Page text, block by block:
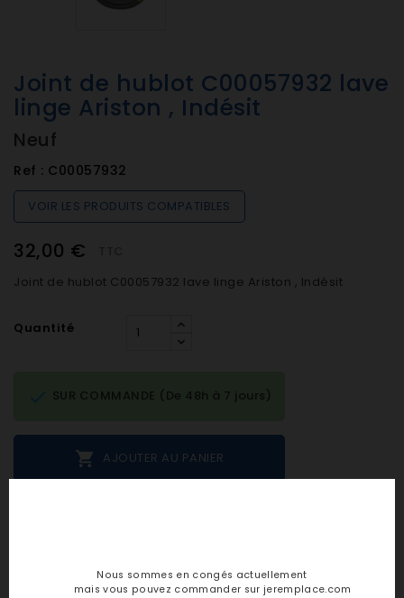
Joint de hublot C00057932 lave
linge Ariston , Indésit
Neuf
Ref : C00057932
VOIR LES PRODUITS COMPATIBLES
32,00 €
Joint de hublot C00057932 lave linge Ariston , Indésit
Quantité
 AJOUTER AU PANIER
SUR COMMANDE (De 48h à 7 jours)
personne n'a encore posté d'avis
Nous sommes en congés actuellement
mais vous pouvez commander sur jeremplace.com